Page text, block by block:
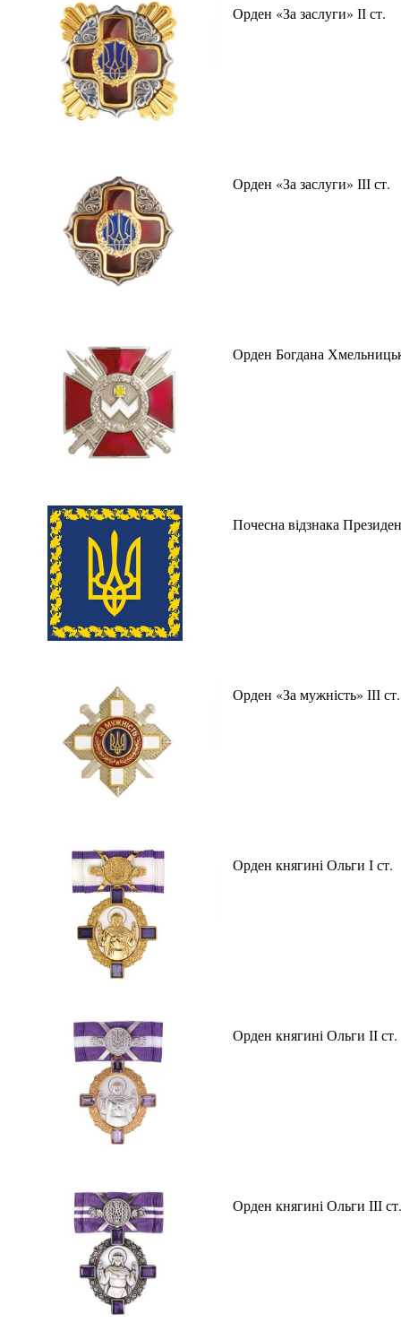
Орден «За заслуги» ІІ ст.
Орден «За заслуги» ІІІ ст.
Орден Богдана
Почесна відзнака
Орден «За мужність» ІІІ ст.
Орден княгині Ольги І ст.
Орден княгині Ольги ІІ ст.
Орден княгині Ольги ІІІ ст.